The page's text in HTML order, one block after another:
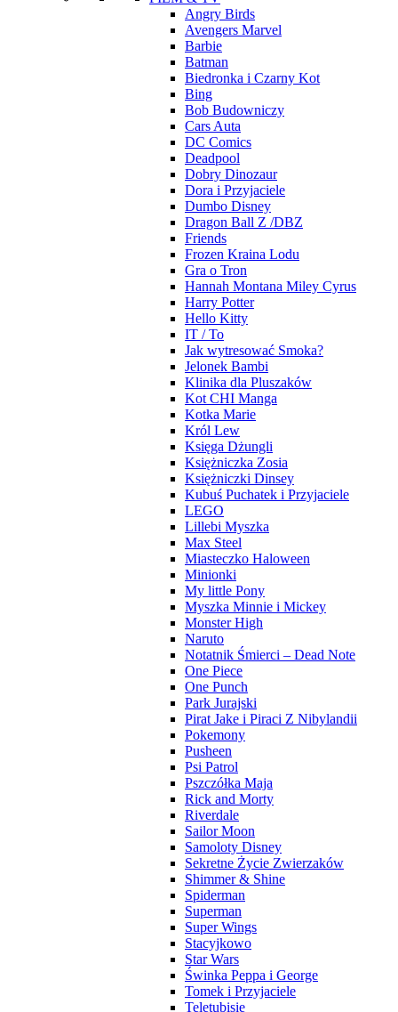
Angry Birds
Avengers Marvel
Barbie
Batman
Biedronka i Czarny Kot
Bing
Bob Budowniczy
Cars Auta
DC Comics
Deadpool
Dobry Dinozaur
Dora i Przyjaciele
Dumbo Disney
Dragon Ball Z /DBZ
Friends
Frozen Kraina Lodu
Gra o Tron
Hannah Montana Miley Cyrus
Harry Potter
Hello Kitty
IT / To
Jak wytresować Smoka?
Jelonek Bambi
Klinika dla Pluszaków
Kot CHI Manga
Kotka Marie
Król Lew
Księga Dżungli
Księżniczka Zosia
Księżniczki Dinsey
Kubuś Puchatek i Przyjaciele
LEGO
Lillebi Myszka
Max Steel
Miasteczko Haloween
Minionki
My little Pony
Myszka Minnie i Mickey
Monster High
Naruto
Notatnik Śmierci – Dead Note
One Piece
One Punch
Park Jurajski
Pirat Jake i Piraci Z Nibylandii
Pokemony
Pusheen
Psi Patrol
Pszczółka Maja
Rick and Morty
Riverdale
Sailor Moon
Samoloty Disney
Sekretne Życie Zwierzaków
Shimmer & Shine
Spiderman
Superman
Super Wings
Stacyjkowo
Star Wars
Świnka Peppa i George
Tomek i Przyjaciele
Teletubisie